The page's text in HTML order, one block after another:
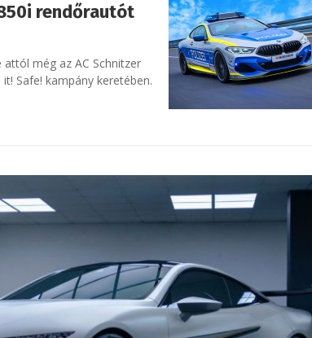
rendőrautót
még az AC Schnitzer
Safe! kampány keretében.